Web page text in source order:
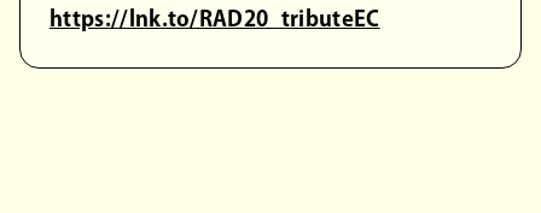
https://lnk.to/RAD20_tributeEC